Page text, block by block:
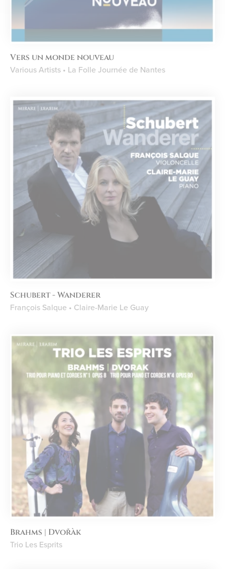
Vers un monde nouveau
Various Artists • La Folle Journée de Nantes
Schubert - Wanderer
François Salque • Claire-Marie Le Guay
Brahms | Dvořàk
Trio Les Esprits